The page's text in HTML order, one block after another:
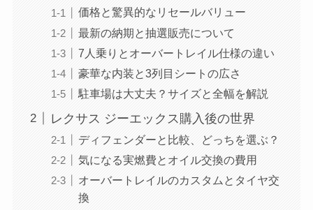
価格と驚異的なリセールバリュー
最新の納期と抽選販売について
7人乗りとオーバートレイル仕様の違い
豪華な内装と3列目シートの広さ
駐車場は大丈夫？サイズと全幅を解説
レクサス ジーエックス購入後の世界
ディフェンダーと比較、どっちを選ぶ？
気になる実燃費とオイル交換の費用
オーバートレイルのカスタムとタイヤ交
換